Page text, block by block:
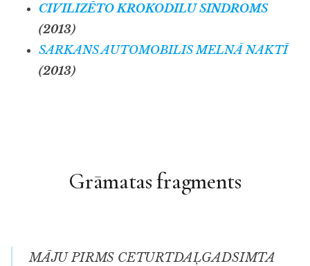
CIVILIZĒTO KROKODILU SINDROMS
(2013)
SARKANS AUTOMOBILIS MELNĀ NAKTĪ
(2013)
Grāmatas fragments
MĀJU PIRMS CETURTDAĻGADSIMTA